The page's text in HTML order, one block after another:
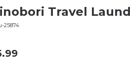
Travel
25874